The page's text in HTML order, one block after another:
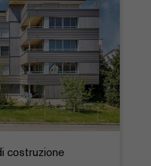
costruzione